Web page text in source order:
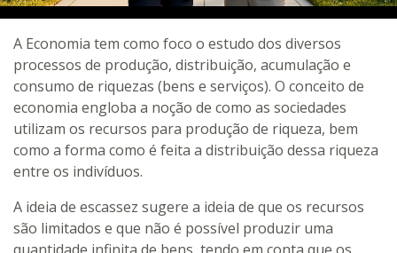
A Economia tem como foco o estudo dos diversos
processos de produção, distribuição, acumulação e
consumo de riquezas (bens e serviços). O conceito de
economia engloba a noção de como as sociedades
utilizam os recursos para produção de riqueza, bem
como a forma como é feita a distribuição dessa riqueza
entre os indivíduos.
A ideia de escassez sugere a ideia de que os recursos
são limitados e que não é possível produzir uma